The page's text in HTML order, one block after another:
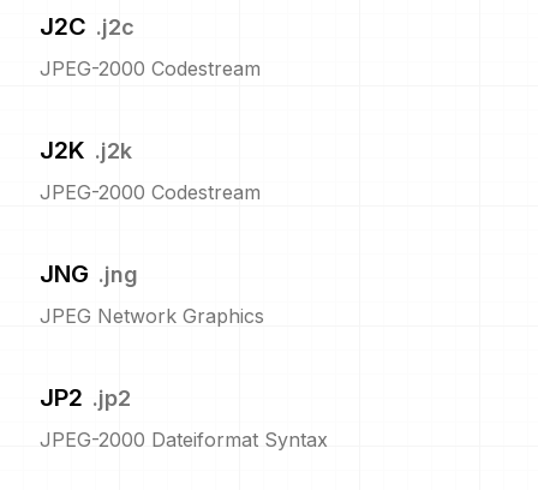
J2C .j2c
JPEG-2000 Codestream
J2K .j2k
JPEG-2000 Codestream
JNG .jng
JPEG Network Graphics
JP2 .jp2
JPEG-2000 Dateiformat Syntax